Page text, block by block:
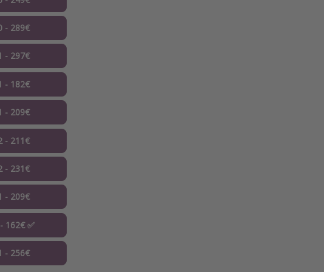
- 289€
- 297€
- 182€
- 209€
- 211€
- 231€
- 209€
162€ ✅
- 256€